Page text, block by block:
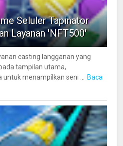
Seluler Tapinator
Layanan 'NFT500'
casting langganan yang
tampilan utama,
menampilkan seni ...
Baca